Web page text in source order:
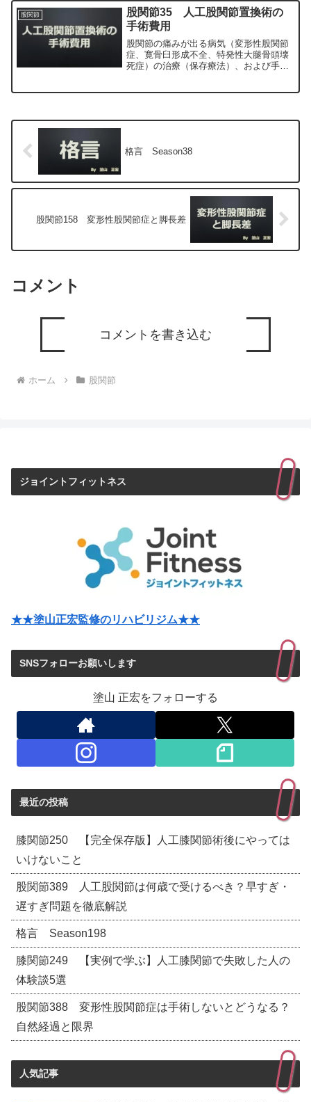
プラントがあります。それぞれ一体いく
ら位するのでしょうか？す...
股関節
股関節35 人工股関節置換術の
手術費用
股関節の痛みが出る病気（変形性股関節
症、寛骨臼形成不全、特発性大腿骨頭壊
死症）の治療（保存療法）、および手術
格言 Season38
股関節158 変形性股関節症と脚長差
コメント
コメントを書き込む
ホーム 股関節
ジョイントフィットネス
★★塗山正宏監修のリハビリジム★★
SNSフォローお願いします
塗山 正宏をフォローする
最近の投稿
膝関節250 【完全保存版】人工膝関節術後にやっては
いけないこと
股関節389 人工股関節は何歳で受けるべき？早すぎ・
遅すぎ問題を徹底解説
格言 Season198
膝関節249 【実例で学ぶ】人工膝関節で失敗した人の
体験談5選
股関節388 変形性股関節症は手術しないとどうなる？
自然経過と限界
人気記事